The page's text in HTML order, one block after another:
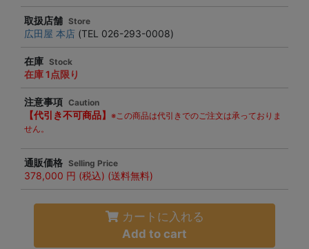
取扱店舗 Store
広田屋 本店 (TEL 026-293-0008)
在庫 Stock
在庫 1点限り
注意事項 Caution
【代引き不可商品】
※この商品は代引きでのご注文は承っておりま
せん。
通販価格 Selling Price
378,000 円 (税込) (送料無料)
カートに入れる
Add to cart